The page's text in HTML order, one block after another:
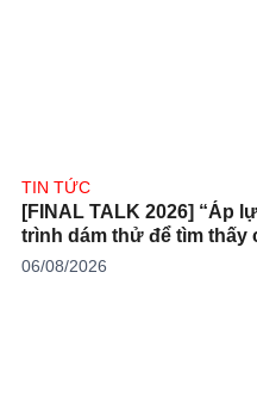
TIN TỨC
[FINAL TALK 2026] “Áp
trình dám thử để tìm thấy
06/08/2026